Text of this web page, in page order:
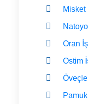
Oran
Ostim